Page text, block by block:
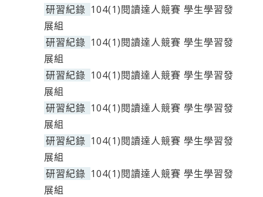
研習紀錄 104(1)閱讀達人競賽 學生學習發
展組
研習紀錄 104(1)閱讀達人競賽 學生學習發
展組
研習紀錄 104(1)閱讀達人競賽 學生學習發
展組
研習紀錄 104(1)閱讀達人競賽 學生學習發
展組
研習紀錄 104(1)閱讀達人競賽 學生學習發
展組
研習紀錄 104(1)閱讀達人競賽 學生學習發
展組